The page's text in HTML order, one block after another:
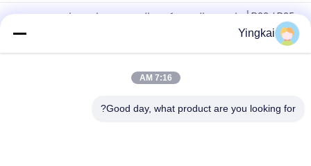
R32 / R25 أدوات حفر الصخور كربيد التنجستن مثقاب مثقاب عرقوب
محول الطيار
تحريك وتحديد النفق المكيف الطيار 12 درجة قطر 40 ملم للحفر الكبيرة
Yingkai
7:16 AM
Good day, what product are you looking for?